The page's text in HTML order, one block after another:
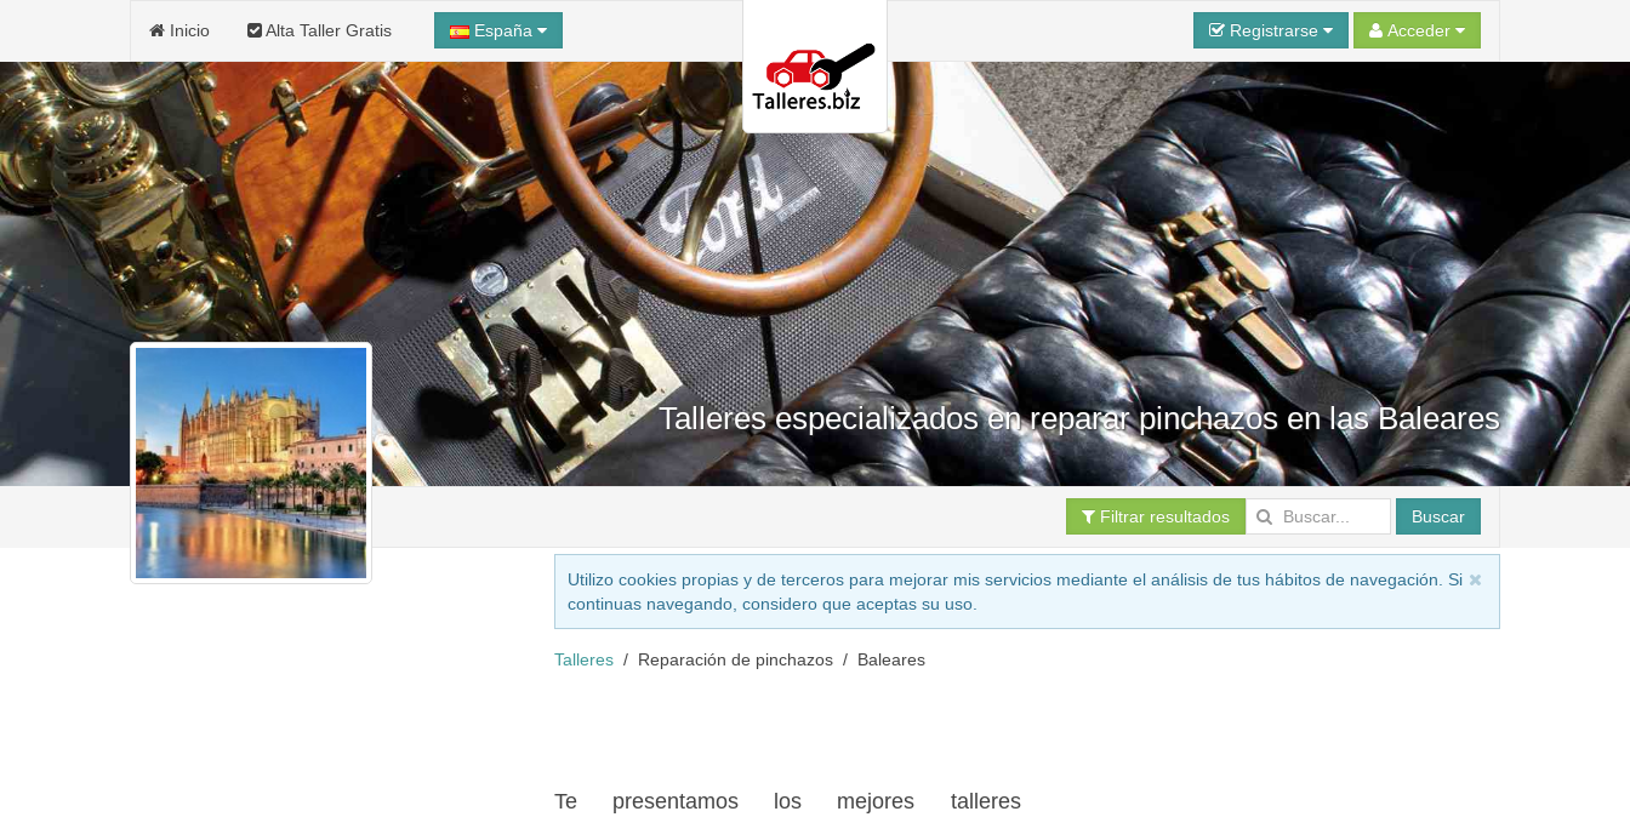
Inicio Alta Taller Gratis España Registrarse Acceder
Talleres especializados en reparar pinchazos en las Baleares
Filtrar resultados Buscar
Utilizo cookies propias y de terceros para mejorar mis servicios mediante el análisis de tus hábitos de navegación. Si
continuas navegando, considero que aceptas su uso.
Talleres Reparación de pinchazos Baleares
Te presentamos los mejores talleres